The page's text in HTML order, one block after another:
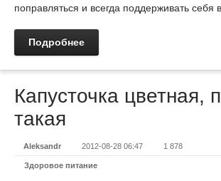
поправляться и всегда поддерживать себя
Подробнее
Капусточка цветная,
такая
Aleksandr 2012-08-28 06:47 1 878
Здоровое питание